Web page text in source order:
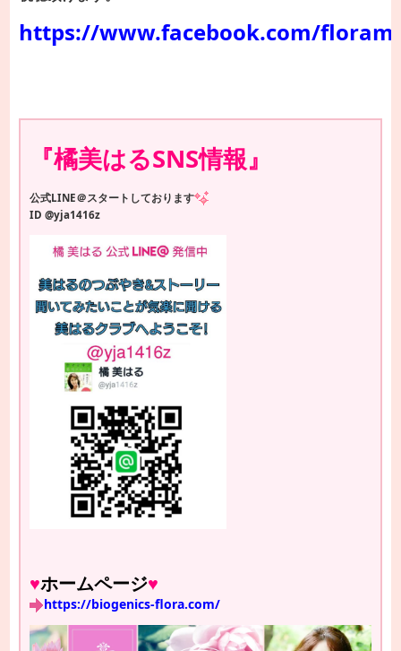
https://www.facebook.com/
『橘美はるSNS情報』
公式LINE＠スタートしております
ID @yja1416z
♥ホームページ♥
https://biogenics-flora.com/